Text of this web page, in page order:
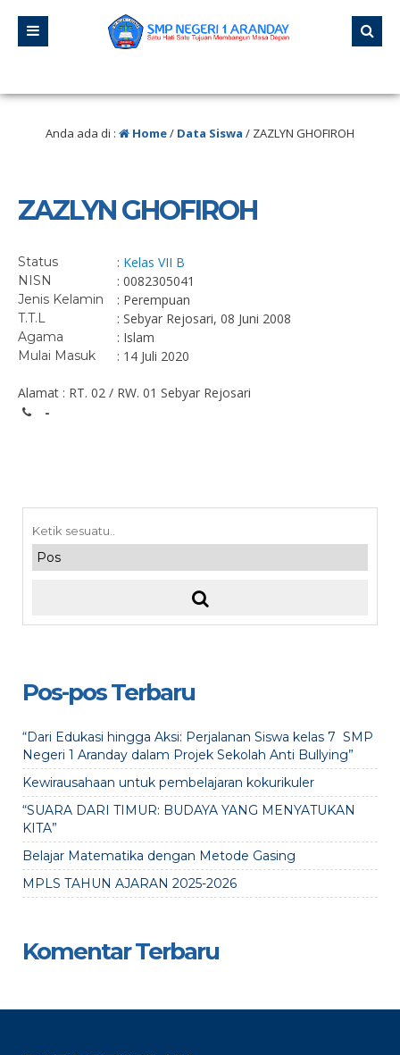
Anda ada di : Home/ Data Siswa / ZAZLYN GHOFIROH
ZAZLYN GHOFIROH
Status : Kelas VII B
NISN : 0082305041
Jenis Kelamin : Perempuan
T.T.L : Sebyar Rejosari, 08 Juni 2008
Agama : Islam
Mulai Masuk : 14 Juli 2020
Alamat : RT. 02 / RW. 01 Sebyar Rejosari
-
Pos-pos Terbaru
“Dari Edukasi hingga Aksi: Perjalanan Siswa kelas 7 SMP
Negeri 1 Aranday dalam Projek Sekolah Anti Bullying”
Kewirausahaan untuk pembelajaran kokurikuler
“SUARA DARI TIMUR: BUDAYA YANG MENYATUKAN
KITA”
Belajar Matematika dengan Metode Gasing
MPLS TAHUN AJARAN 2025-2026
Komentar Terbaru